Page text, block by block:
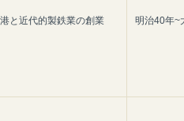
と近代的製鉄業の創業 明治40年~